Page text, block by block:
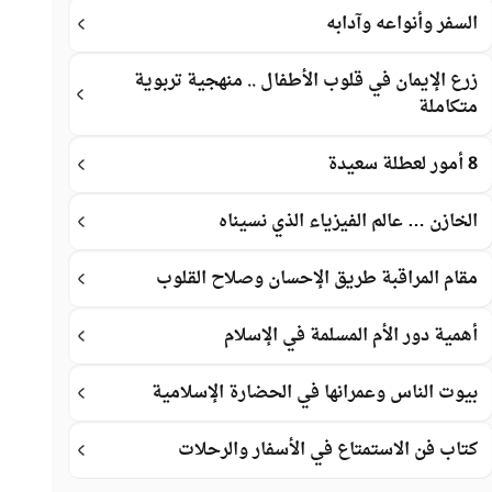
السفر وأنواعه وآدابه
زرع الإيمان في قلوب الأطفال .. منهجية تربوية
متكاملة
8 أمور لعطلة سعيدة
الخازن … عالم الفيزياء الذي نسيناه
مقام المراقبة طريق الإحسان وصلاح القلوب
أهمية دور الأم المسلمة في الإسلام
بيوت الناس وعمرانها في الحضارة الإسلامية
كتاب فن الاستمتاع في الأسفار والرحلات